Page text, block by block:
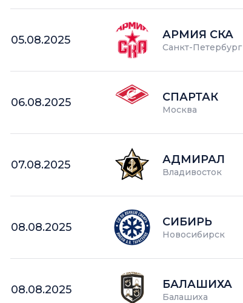
05.08.2025 АРМИЯ СКА
Санкт-Петербург
06.08.2025 СПАРТАК
Москва
07.08.2025 АДМИРАЛ
Владивосток
08.08.2025 СИБИРЬ
Новосибирск
08.08.2025 БАЛАШИХА
Балашиха